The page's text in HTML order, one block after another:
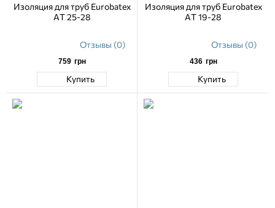
Изоляция для труб Eurobatex
AT 25-28
Отзывы (0)
759 грн
Купить
Изоляция для труб Eurobatex
AT 19-28
Отзывы (0)
436 грн
Купить